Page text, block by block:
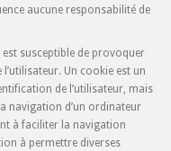
aucune responsabilité de
est susceptible de provoquer
Un cookie est un
de l’utilisateur, mais
navigation d’un ordinateur
à faciliter la navigation
à permettre diverses